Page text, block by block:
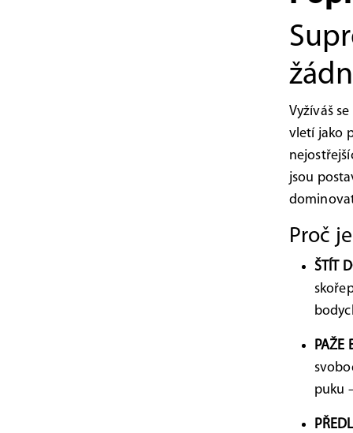
Vyžíváš
vletí jako
jsou
Proč
ŠTÍT
PAŽE
puku